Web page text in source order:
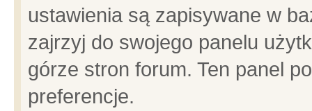
ustawienia są zapisywane w
zajrzyj do swojego panelu
górze stron forum. Ten panel
preferencje.